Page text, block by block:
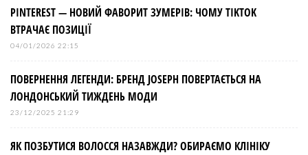
PINTEREST — НОВИЙ ФАВОРИТ ЗУМЕРІВ: ЧОМУ TIKTOK
ВТРАЧАЄ ПОЗИЦІЇ
04/01/2026 22:15
ПОВЕРНЕННЯ ЛЕГЕНДИ: БРЕНД JOSEPH ПОВЕРТАЄТЬСЯ НА
ЛОНДОНСЬКИЙ ТИЖДЕНЬ МОДИ
23/12/2025 21:29
ЯК ПОЗБУТИСЯ ВОЛОССЯ НАЗАВЖДИ? ОБИРАЄМО КЛІНІКУ